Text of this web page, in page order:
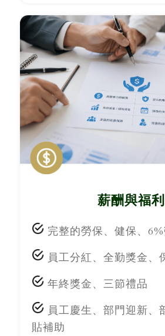
薪酬與福利
完整的勞保、健保、
員工分紅、全勤獎金、
年終獎金、三節禮品
員工慶生、部門迎新、
貼補助